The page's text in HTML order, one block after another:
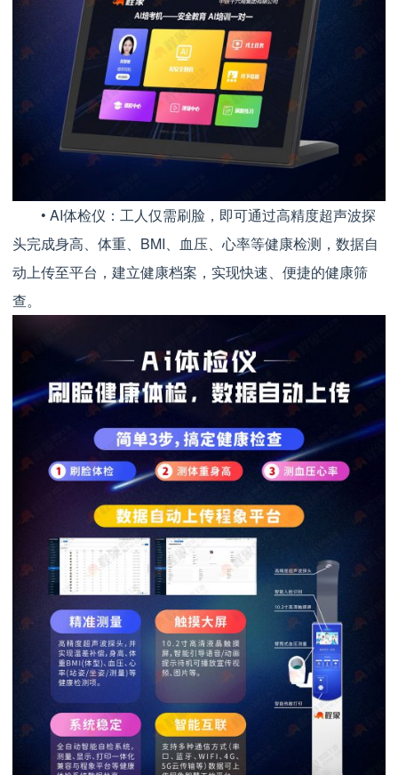
• AI体检仪：工人仅需刷脸，即可通过高精度超声波探
头完成身高、体重、BMI、血压、心率等健康检测，数据自
动上传至平台，建立健康档案，实现快速、便捷的健康筛
查。